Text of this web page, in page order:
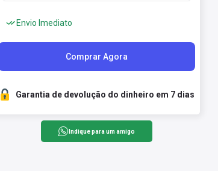
Envio Imediato
Comprar Agora
Garantia de devolução do dinheiro em 7 dias
Indique para um amigo